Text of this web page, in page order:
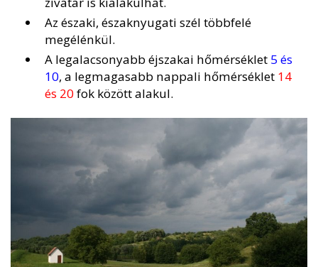
Az északi, északnyugati szél többfelé
megélénkül.
A legalacsonyabb éjszakai hőmérséklet 5 és
10, a legmagasabb nappali hőmérséklet 14
és 20fok között alakul.